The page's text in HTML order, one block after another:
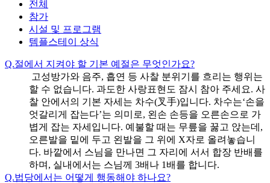
전체
참가
시설 및 프로그램
템플스테이 상식
Q.절에서 지켜야 할 기본 예절은 무엇인가요?
고성방가와 음주, 흡연 등 사찰 분위기를 흐리는 행위는
할 수 없습니다. 과도한 사랑표현도 잠시 참아 주세요. 사
찰 안에서의 기본 자세는 차수(叉手)입니다. 차수는‘손을
엇갈리게 잡는다’는 의미로, 왼손 손등을 오른손으로 가
볍게 잡는 자세입니다. 예불할 때는 무릎을 꿇고 앉는데,
오른발을 밑에 두고 왼발을 그 위에 X자로 올려놓습니
다. 바깥에서 스님을 만나면 그 자리에 서서 합장 반배를
하며, 실내에서는 스님께 3배나 1배를 합니다.
Q.법당에서는 어떻게 행동해야 하나요?